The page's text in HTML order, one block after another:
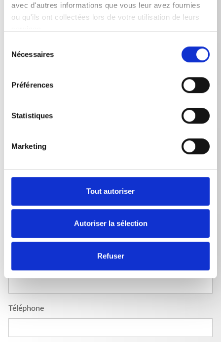
avec d'autres informations que vous leur avez fournies
ou qu'ils ont collectées lors de votre utilisation de leurs
Nécessaires
Préférences
Statistiques
Marketing
Tout autoriser
Autoriser la sélection
Refuser
Web
www.kraenzle.com/pl
N° de client
Société
Téléphone